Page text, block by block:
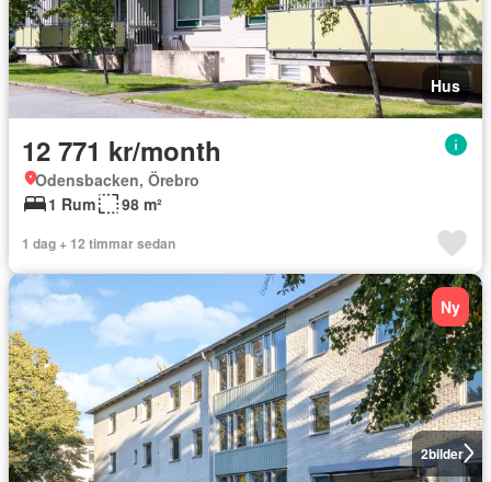
Hus
12 771 kr/month
Odensbacken, Örebro
1 Rum
98 m²
1 dag + 12 timmar sedan
2bilder
Ny